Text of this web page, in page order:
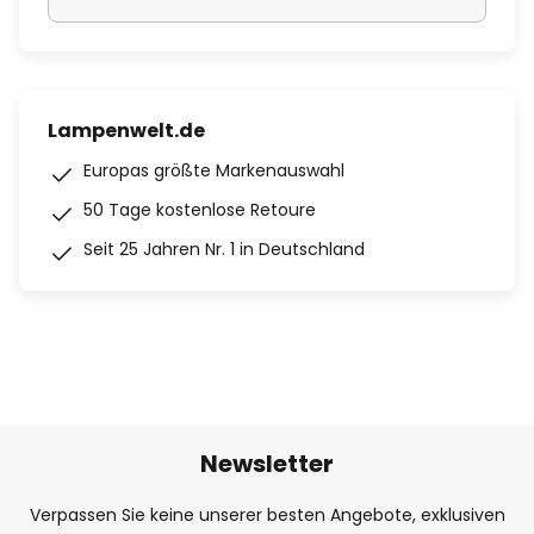
Lampenwelt.de
Europas größte Markenauswahl
50 Tage kostenlose Retoure
Seit 25 Jahren Nr. 1 in Deutschland
Newsletter
Verpassen Sie keine unserer besten Angebote, exklusiven